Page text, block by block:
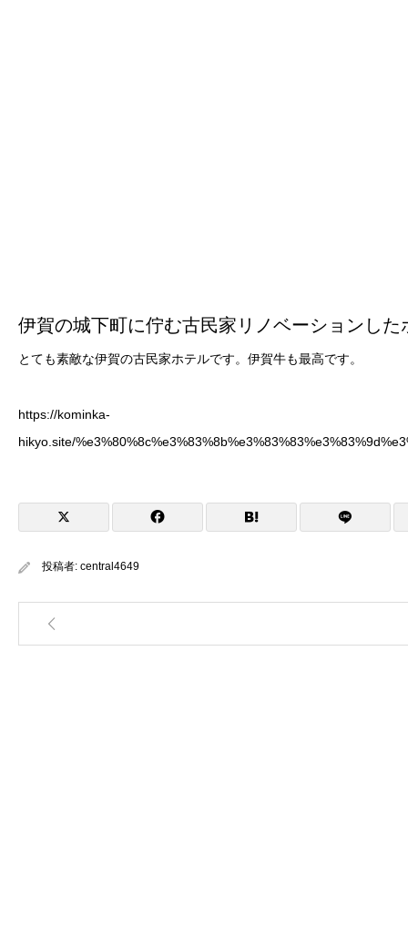
伊賀の城下町に佇む古民家リノベーションした
とても素敵な伊賀の古民家ホテルです。伊賀牛も最高です。
https://kominka-
hikyo.site/
投稿者: central4649